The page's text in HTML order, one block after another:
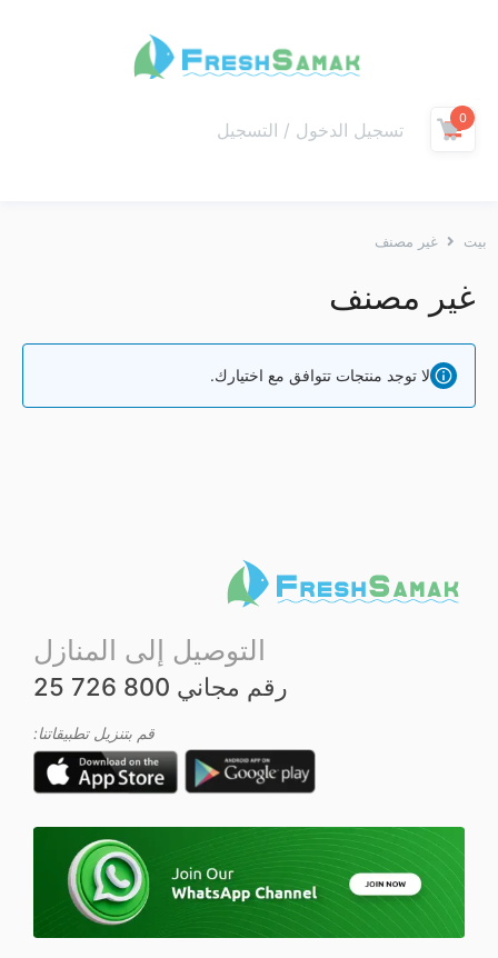
0
تسجيل الدخول / التسجيل
بيت غير مصنف
غير مصنف
لا توجد منتجات تتوافق مع اختيارك.
التوصيل إلى المنازل
رقم مجاني 800 726 25
قم بتنزيل تطبيقاتنا: